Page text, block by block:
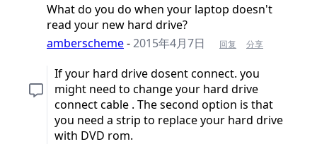
What do you do when your laptop doesn't
read your new hard drive?
amberscheme-2015年4月7日 回复 分享
If your hard drive dosent connect. you
might need to change your hard drive
connect cable . The second option is that
you need a strip to replace your hard drive
with DVD rom.